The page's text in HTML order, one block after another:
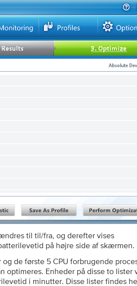
til til/fra, og derefter vises
på højre side af skærmen.
de første 5 CPU forbrugende
optimeres. Enheder på disse to lister
i minutter. Disse lister findes